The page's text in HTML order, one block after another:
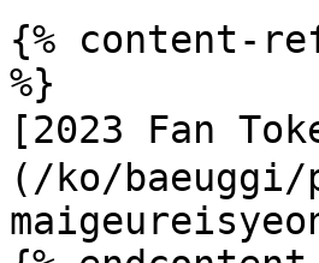
{% content-
%}
[2023 Fan
(/ko/baeuggi/